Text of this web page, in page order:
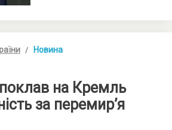
Новина
на Кремль
за перемир’я